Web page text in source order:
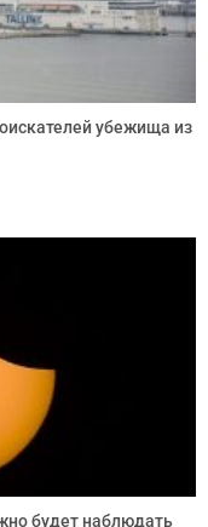
убежища из
будет наблюдать